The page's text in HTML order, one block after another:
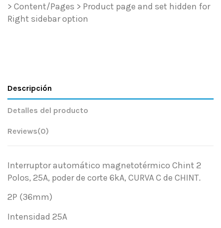
> Content/Pages > Product page and set hidden for
Right sidebar option
Descripción
Detalles del producto
Reviews(0)
Interruptor automático magnetotérmico Chint 2
Polos, 25A, poder de corte 6kA, CURVA C de CHINT.
2P (36mm)
Intensidad 25A